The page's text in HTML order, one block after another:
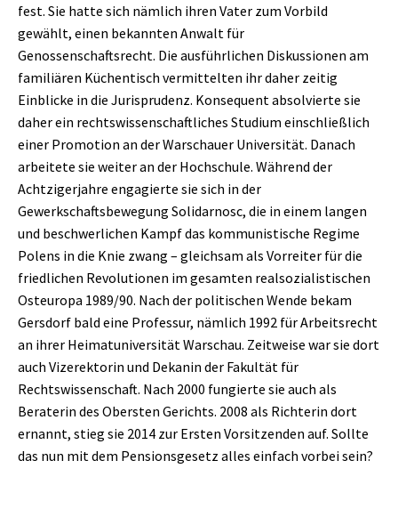
fest. Sie hatte sich nämlich ihren Vater zum Vorbild
gewählt, einen bekannten Anwalt für
Genossenschaftsrecht. Die ausführlichen Diskussionen am
familiären Küchentisch vermittelten ihr daher zeitig
Einblicke in die Jurisprudenz. Konsequent absolvierte sie
daher ein rechtswissenschaftliches Studium einschließlich
einer Promotion an der Warschauer Universität. Danach
arbeitete sie weiter an der Hochschule. Während der
Achtzigerjahre engagierte sie sich in der
Gewerkschaftsbewegung Solidarnosc, die in einem langen
und beschwerlichen Kampf das kommunistische Regime
Polens in die Knie zwang – gleichsam als Vorreiter für die
friedlichen Revolutionen im gesamten realsozialistischen
Osteuropa 1989/90. Nach der politischen Wende bekam
Gersdorf bald eine Professur, nämlich 1992 für Arbeitsrecht
an ihrer Heimatuniversität Warschau. Zeitweise war sie dort
auch Vizerektorin und Dekanin der Fakultät für
Rechtswissenschaft. Nach 2000 fungierte sie auch als
Beraterin des Obersten Gerichts. 2008 als Richterin dort
ernannt, stieg sie 2014 zur Ersten Vorsitzenden auf. Sollte
das nun mit dem Pensionsgesetz alles einfach vorbei sein?